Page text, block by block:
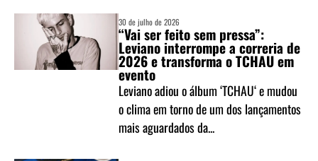
30 de julho de 2026
“Vai ser feito sem pressa”:
Leviano interrompe a correria de
2026 e transforma o TCHAU em
evento
Leviano adiou o álbum ‘TCHAU‘ e mudou
o clima em torno de um dos lançamentos
mais aguardados da...